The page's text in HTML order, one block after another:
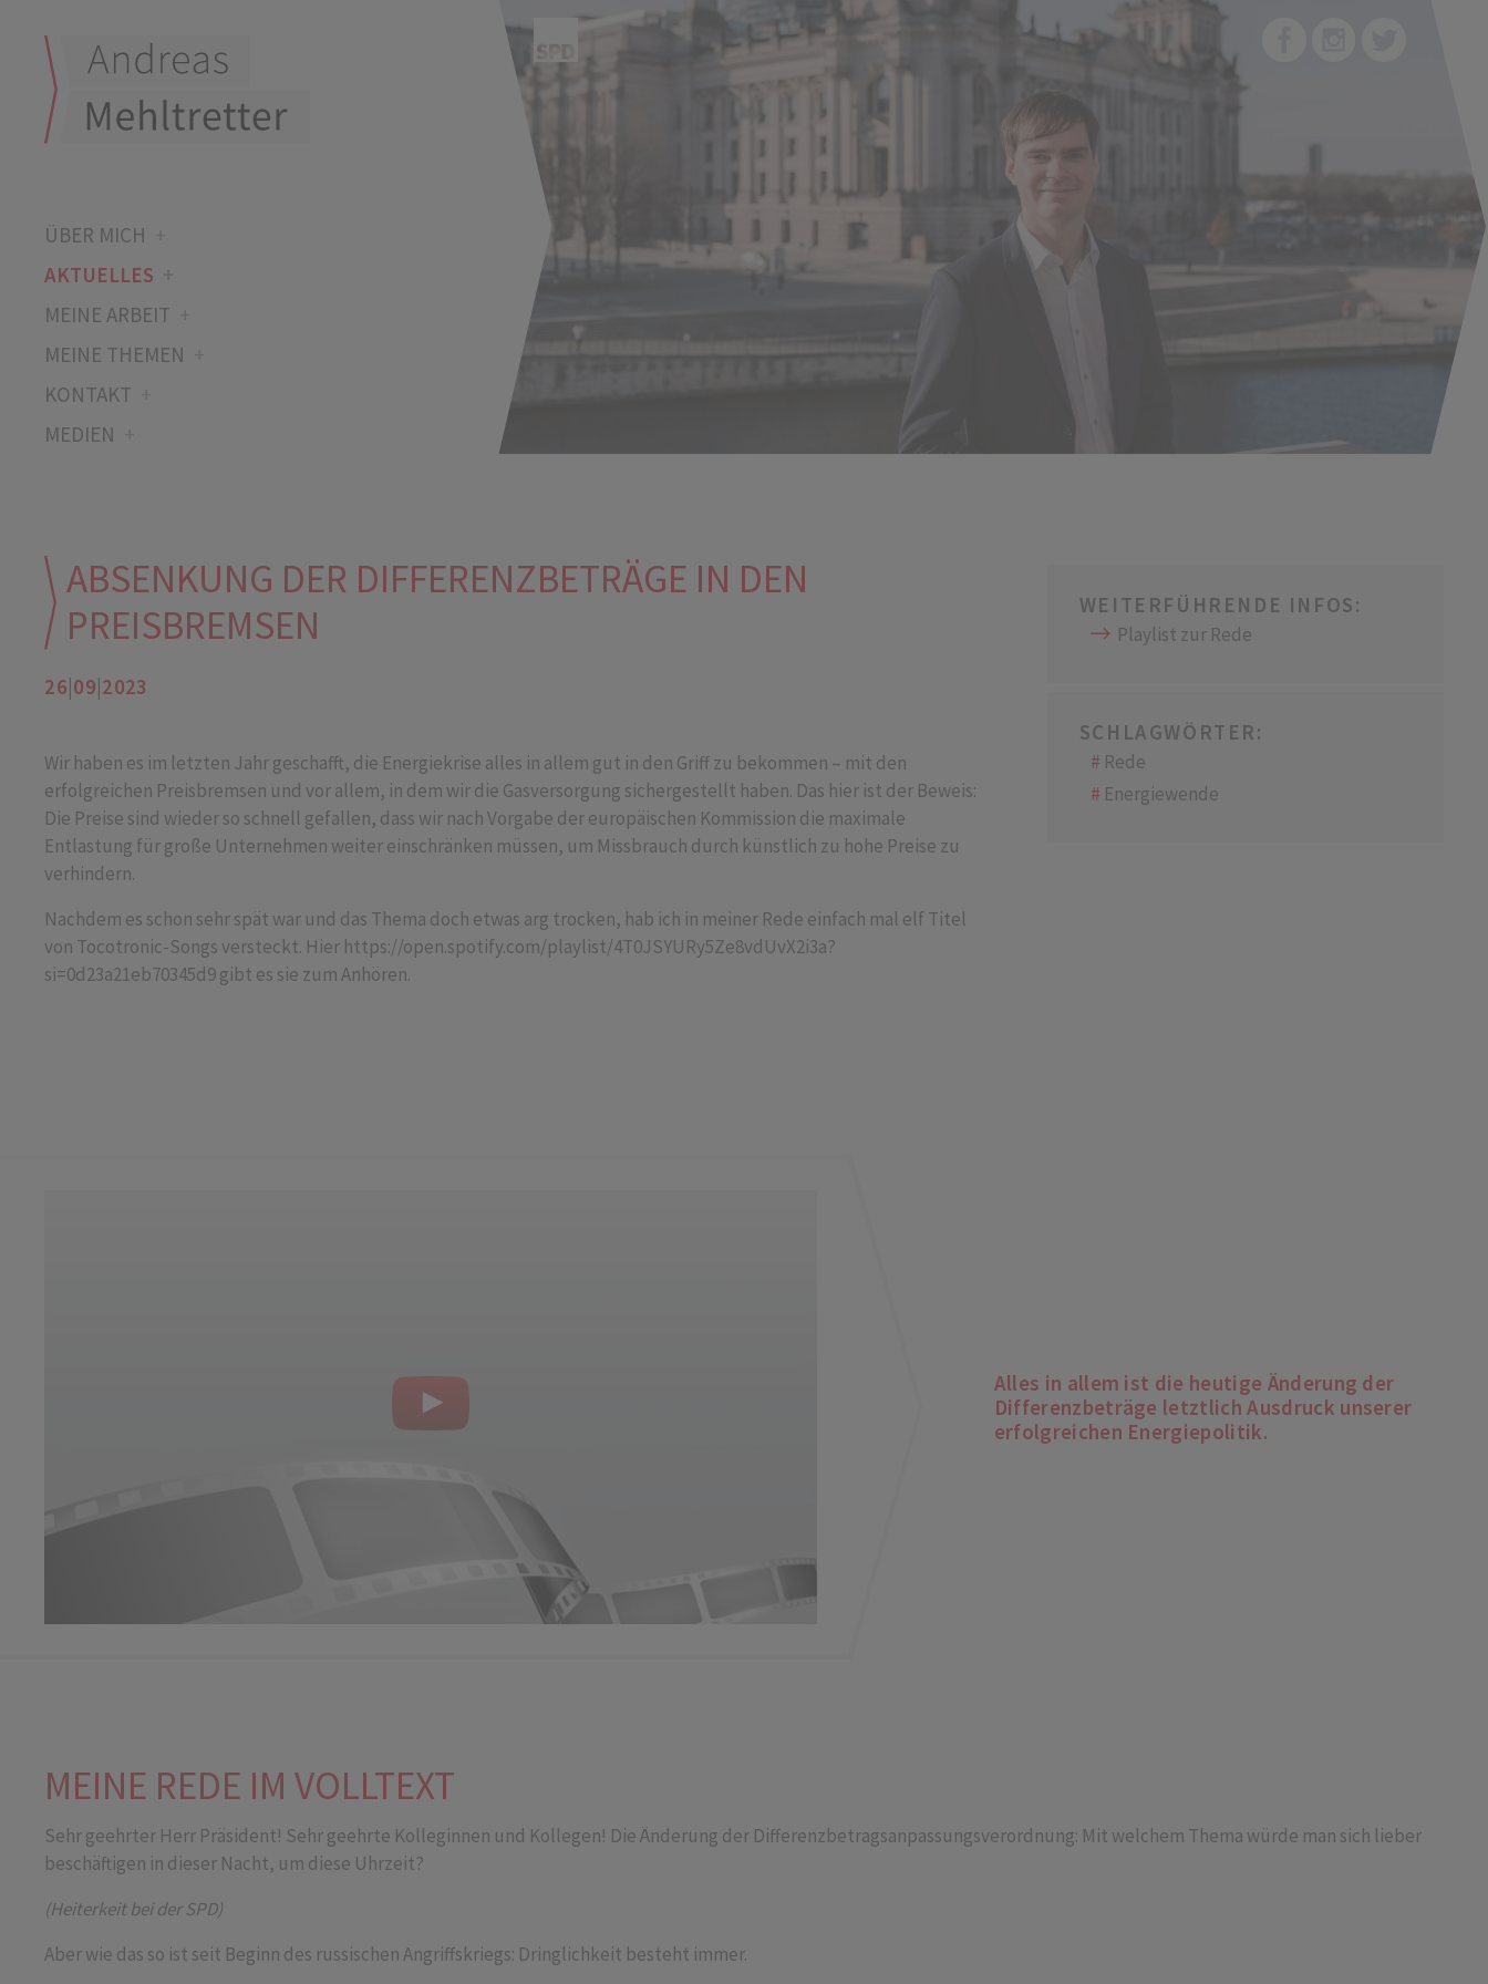
ÜBER MICH
AKTUELLES
MEINE ARBEIT
MEINE THEMEN
KONTAKT
MEDIEN
ABSENKUNG DER DIFFERENZBETRÄGE IN DEN
PREISBREMSEN
26|09|2023
Wir haben es im letzten Jahr geschafft, die Energiekrise alles in allem gut in den Griff zu bekommen – mit den
erfolgreichen Preisbremsen und vor allem, in dem wir die Gasversorgung sichergestellt haben. Das hier ist der Beweis:
Die Preise sind wieder so schnell gefallen, dass wir nach Vorgabe der europäischen Kommission die maximale
Entlastung für große Unternehmen weiter einschränken müssen, um Missbrauch durch künstlich zu hohe Preise zu
verhindern.
Nachdem es schon sehr spät war und das Thema doch etwas arg trocken, hab ich in meiner Rede einfach mal elf Titel
von Tocotronic-Songs versteckt. Hier https://open.spotify.com/playlist/4T0JSYURy5Ze8vdUvX2i3a?
si=0d23a21eb70345d9gibt es sie zum Anhören.
WEITERFÜHRENDE INFOS:
Playlist zur Rede
SCHLAGWÖRTER:
Rede
Energiewende
Alles in allem ist die heutige Änderung der
Differenzbeträge letztlich Ausdruck unserer
erfolgreichen Energiepolitik.
MEINE REDE IM VOLLTEXT
Sehr geehrter Herr Präsident! Sehr geehrte Kolleginnen und Kollegen! Die Änderung der Differenzbetragsanpassungsverordnung: Mit welchem Thema würde man sich lieber
beschäftigen in dieser Nacht, um diese Uhrzeit?
(Heiterkeit bei der SPD)
Aber wie das so ist seit Beginn des russischen Angriffskriegs: Dringlichkeit besteht immer.